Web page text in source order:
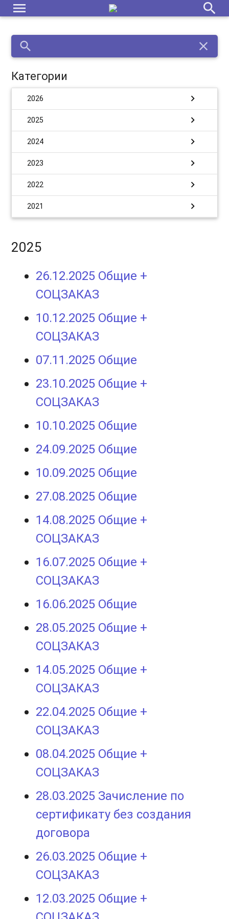
menu search
search close
Категории
2026 chevron_right
2025 chevron_right
2024 chevron_right
2023 chevron_right
2022 chevron_right
2021 chevron_right
2025
26.12.2025 Общие +
СОЦЗАКАЗ
10.12.2025 Общие +
СОЦЗАКАЗ
07.11.2025 Общие
23.10.2025 Общие +
СОЦЗАКАЗ
10.10.2025 Общие
24.09.2025 Общие
10.09.2025 Общие
27.08.2025 Общие
14.08.2025 Общие +
СОЦЗАКАЗ
16.07.2025 Общие +
СОЦЗАКАЗ
16.06.2025 Общие
28.05.2025 Общие +
СОЦЗАКАЗ
14.05.2025 Общие +
СОЦЗАКАЗ
22.04.2025 Общие +
СОЦЗАКАЗ
08.04.2025 Общие +
СОЦЗАКАЗ
28.03.2025 Зачисление по
сертификату без создания
договора
26.03.2025 Общие +
СОЦЗАКАЗ
12.03.2025 Общие +